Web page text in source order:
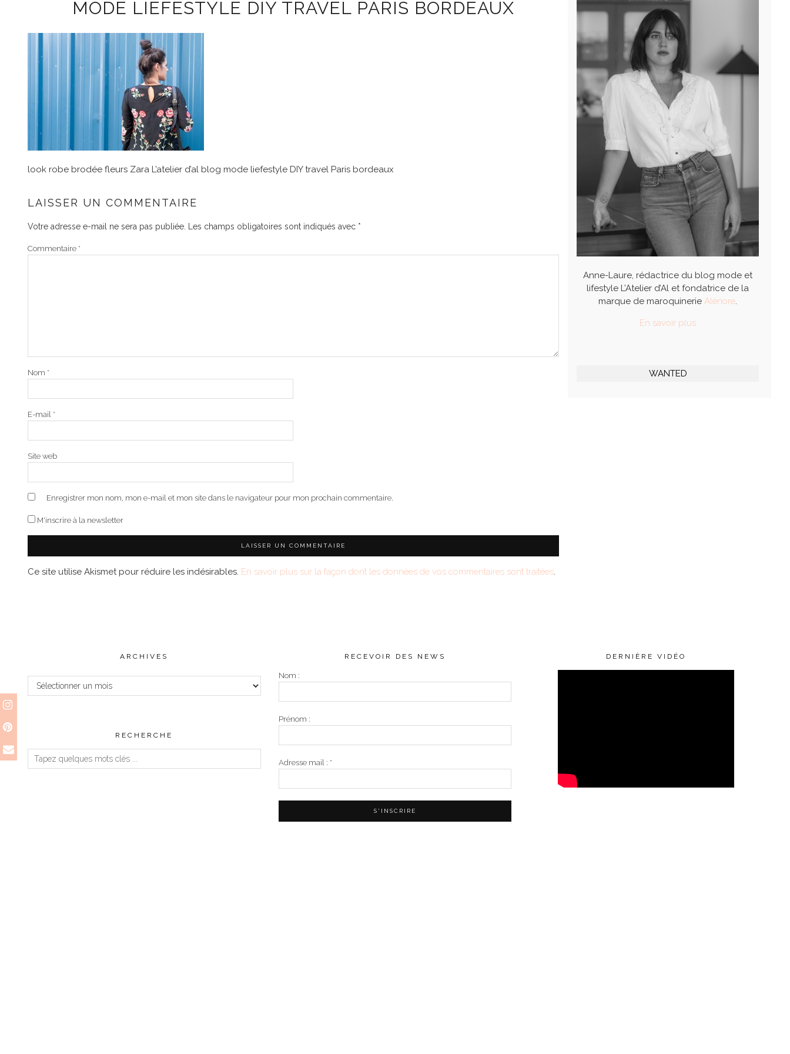
MODE LIEFESTYLE DIY TRAVEL PARIS BORDEAUX
look robe brodée fleurs Zara L’atelier d’al blog mode liefestyle DIY travel Paris bordeaux
LAISSER UN COMMENTAIRE
Votre adresse e-mail ne sera pas publiée. Les champs obligatoires sont indiqués avec *
Commentaire *
Nom *
E-mail *
Site web
Enregistrer mon nom, mon e-mail et mon site dans le navigateur pour mon prochain commentaire.
M'inscrire à la newsletter
Ce site utilise Akismet pour réduire les indésirables. En savoir plus sur la façon dont les données de vos commentaires sont traitées.
Anne-Laure, rédactrice du blog mode et
lifestyle L’Atelier d’Al et fondatrice de la
marque de maroquinerieAlénore.
En savoir plus
WANTED
ARCHIVES
Archives
RECHERCHE
RECEVOIR DES NEWS
Nom :
Prénom :
Adresse mail : *
DERNIÈRE VIDÉO